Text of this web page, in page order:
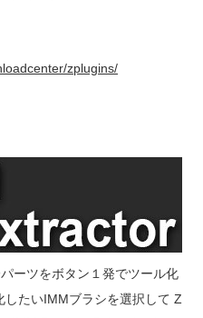
zplugins/
ーツをボタン１発でツール化
たいIMMブラシを選択して Z